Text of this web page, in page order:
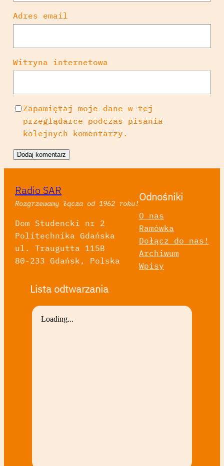
Adres email
Witryna internetowa
Zapamiętaj moje dane w tej
przeglądarce podczas pisania
kolejnych komentarzy.
Radio SAR
Rozgrzewamy łącza od 1962 roku!
Dom Studencki nr 2
Politechnika Gdańska
ul. Traugutta 115B
80-233 Gdańsk, Polska
Odnośniki
O nas
Ramówka
Dołącz do nas!
Archiwum
Wpisy
Lista odtwarzania